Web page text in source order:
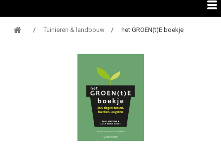
Tuinieren & landbouw het GROEN(t)E boekje